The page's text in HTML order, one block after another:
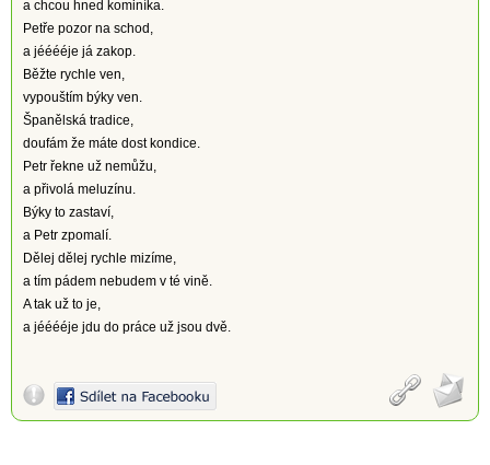
a chcou hned kominíka.
Petře pozor na schod,
a jééééje já zakop.
Běžte rychle ven,
vypouštím býky ven.
Španělská tradice,
doufám že máte dost kondice.
Petr řekne už nemůžu,
a přivolá meluzínu.
Býky to zastaví,
a Petr zpomalí.
Dělej dělej rychle mizíme,
a tím pádem nebudem v té vině.
A tak už to je,
a jééééje jdu do práce už jsou dvě.